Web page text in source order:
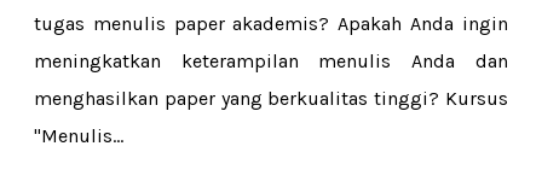
tugas menulis paper akademis? Apakah Anda ingin
meningkatkan keterampilan menulis Anda dan
menghasilkan paper yang berkualitas tinggi? Kursus
"Menulis...